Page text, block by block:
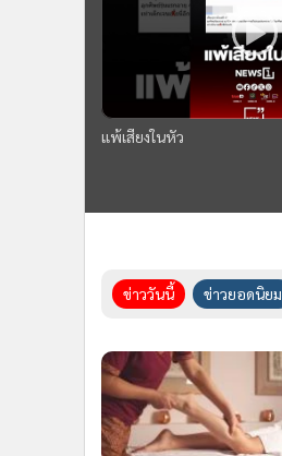
แพ้เสียงในหัว
ข่าววันนี้ ข่าวยอดนิยม